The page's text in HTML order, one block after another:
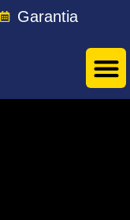
Garantia